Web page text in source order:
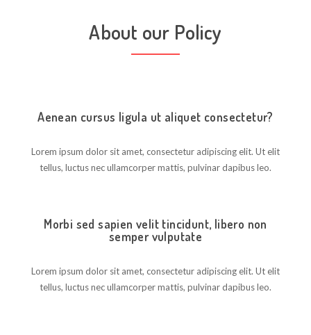
About our Policy
Aenean cursus ligula ut aliquet consectetur?
Lorem ipsum dolor sit amet, consectetur adipiscing elit. Ut elit
tellus, luctus nec ullamcorper mattis, pulvinar dapibus leo.
Morbi sed sapien velit tincidunt, libero non
semper vulputate
Lorem ipsum dolor sit amet, consectetur adipiscing elit. Ut elit
tellus, luctus nec ullamcorper mattis, pulvinar dapibus leo.